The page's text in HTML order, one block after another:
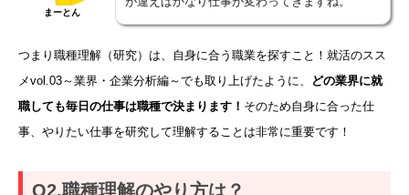
まーとん
つまり職種理解（研究）は、自身に合う職業を探すこと！就活のスス
メvol.03～業界・企業分析編～でも取り上げたように、
どの業界に就
職しても毎日の仕事は職種で決まります！ そのため自身に合った仕
事、やりたい仕事を研究して理解することは非常に重要です！
Q2.職種理解のやり方は？